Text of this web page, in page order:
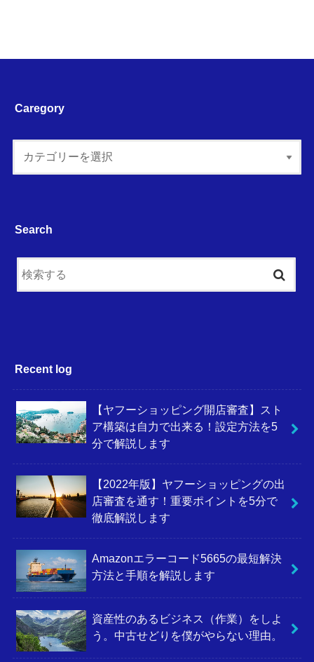
Caregory
Search
Recent log
【ヤフーショッピング開店審査】スト
ア構築は自力で出来る！設定方法を5
分で解説します
【2022年版】ヤフーショッピングの出
店審査を通す！重要ポイントを5分で
徹底解説します
Amazonエラーコード5665の最短解決
方法と手順を解説します
資産性のあるビジネス（作業）をしよ
う。中古せどりを僕がやらない理由。